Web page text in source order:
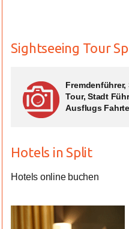
Sightseeing Tour
Tour, Stadt
Ausflugs
Hotels in Split
Hotels online buchen